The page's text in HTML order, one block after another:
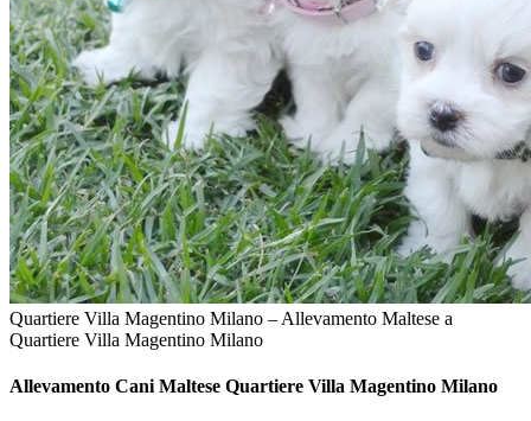
Quartiere Villa Magentino Milano – Allevamento Maltese a
Quartiere Villa Magentino Milano
Allevamento Cani Maltese Quartiere Villa Magentino Milano